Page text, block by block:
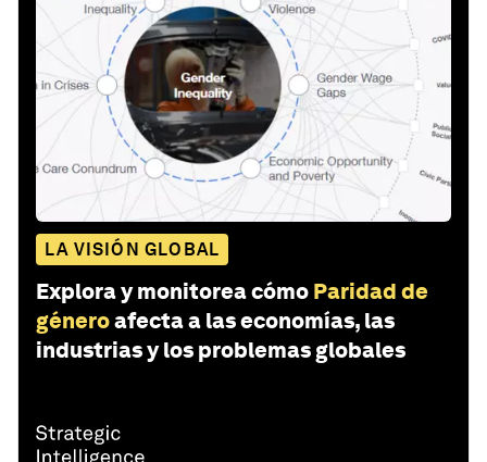
LA VISIÓN GLOBAL
Explora y monitorea cómo Paridad de
géneroafecta a las economías, las
industrias y los problemas globales